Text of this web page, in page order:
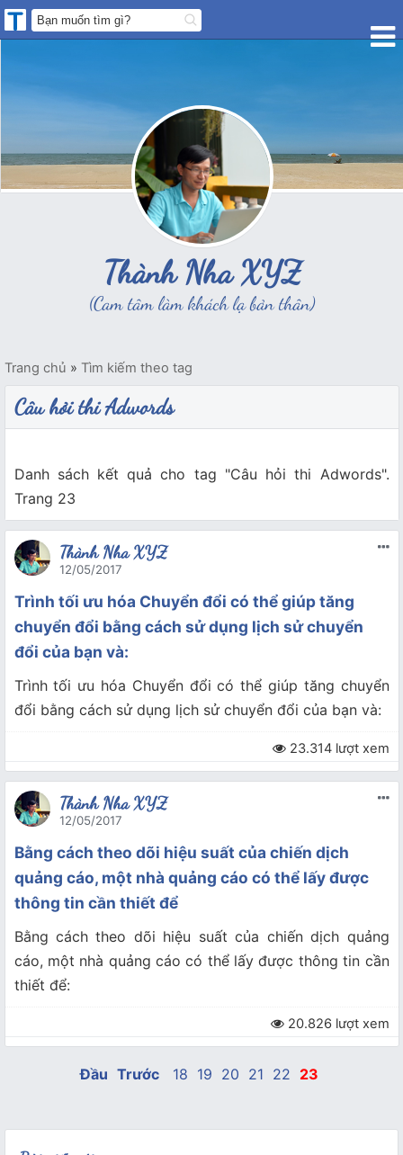
Thành Nha XYZ
(Cam tâm làm khách lạ bản thân)
Trang chủ » Tìm kiếm theo tag
Câu hỏi thi Adwords
Danh sách kết quả cho tag "Câu hỏi thi Adwords".
Trang 23
Thành Nha XYZ
12/05/2017
Trình tối ưu hóa Chuyển đổi có thể giúp tăng
chuyển đổi bằng cách sử dụng lịch sử chuyển
đổi của bạn và:
Trình tối ưu hóa Chuyển đổi có thể giúp tăng chuyển
đổi bằng cách sử dụng lịch sử chuyển đổi của bạn và:
23.314 lượt xem
Thành Nha XYZ
12/05/2017
Bằng cách theo dõi hiệu suất của chiến dịch
quảng cáo, một nhà quảng cáo có thể lấy được
thông tin cần thiết để
Bằng cách theo dõi hiệu suất của chiến dịch quảng
cáo, một nhà quảng cáo có thể lấy được thông tin cần
thiết để:
20.826 lượt xem
Đầu Trước 18 19 20 21 22 23